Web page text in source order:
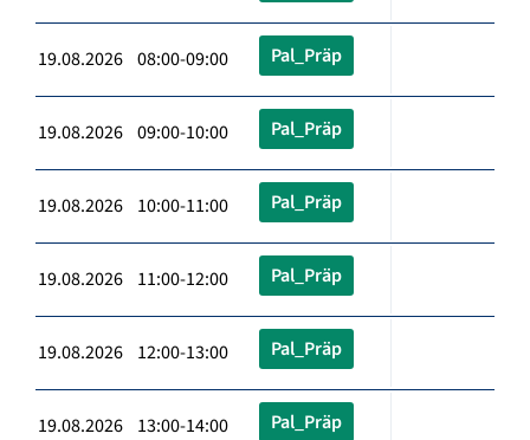
19.08.2026 08:00-09:00 Pal_Präp
19.08.2026 09:00-10:00 Pal_Präp
19.08.2026 10:00-11:00 Pal_Präp
19.08.2026 11:00-12:00 Pal_Präp
19.08.2026 12:00-13:00 Pal_Präp
19.08.2026 13:00-14:00 Pal_Präp